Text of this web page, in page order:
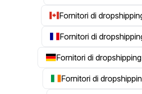
Fornitori di
Fornitori di
Fornitori di
Fornitori di